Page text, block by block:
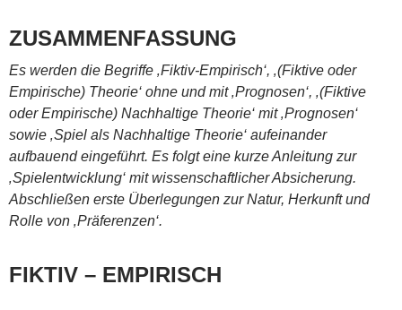
ZUSAMMENFASSUNG
Es werden die Begriffe ‚Fiktiv-Empirisch‘, ‚(Fiktive oder
Empirische) Theorie‘ ohne und mit ‚Prognosen‘, ‚(Fiktive
oder Empirische) Nachhaltige Theorie‘ mit ‚Prognosen‘
sowie ‚Spiel als Nachhaltige Theorie‘ aufeinander
aufbauend eingeführt. Es folgt eine kurze Anleitung zur
‚Spielentwicklung‘ mit wissenschaftlicher Absicherung.
Abschließen erste Überlegungen zur Natur, Herkunft und
Rolle von ‚Präferenzen‘.
FIKTIV – EMPIRISCH